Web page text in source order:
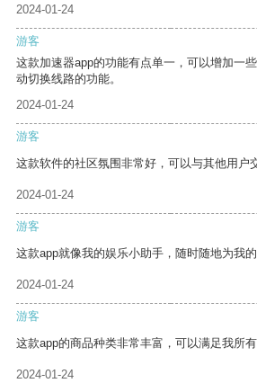
2024-01-24
游客
这款加速器app的功能有点单一，可以增加一
动切换线路的功能。
2024-01-24
游客
这款软件的社区氛围非常好，可以与其他用户
2024-01-24
游客
这款app就像我的娱乐小助手，随时随地为我的
2024-01-24
游客
这款app的商品种类非常丰富，可以满足我所有
2024-01-24